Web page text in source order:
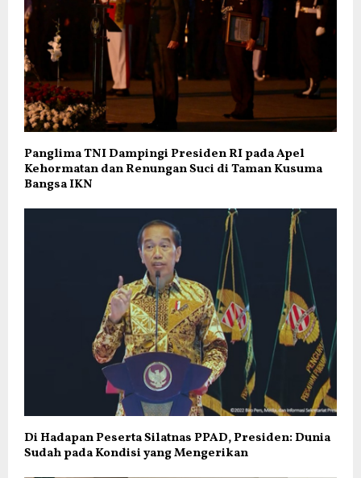
Panglima TNI Dampingi Presiden RI pada Apel
Kehormatan dan Renungan Suci di Taman Kusuma
Bangsa IKN
Di Hadapan Peserta Silatnas PPAD, Presiden: Dunia
Sudah pada Kondisi yang Mengerikan